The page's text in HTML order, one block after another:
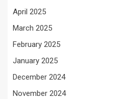
April 2025
March 2025
February 2025
January 2025
December 2024
November 2024